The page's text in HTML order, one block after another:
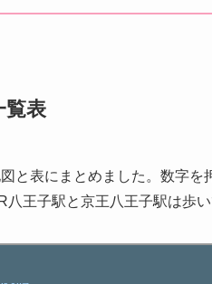
覧表
と表にまとめました。数字を
王子駅と京王八王子駅は歩い